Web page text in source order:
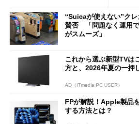
開催
“Suicaが使えない”ク
賛否 「問題なく運用
がスムーズ」
これから選ぶ新型TVは
方と、2026年夏の一押
AD（ITmedia PC USER）
FPが解説！Apple製品
する方法とは？